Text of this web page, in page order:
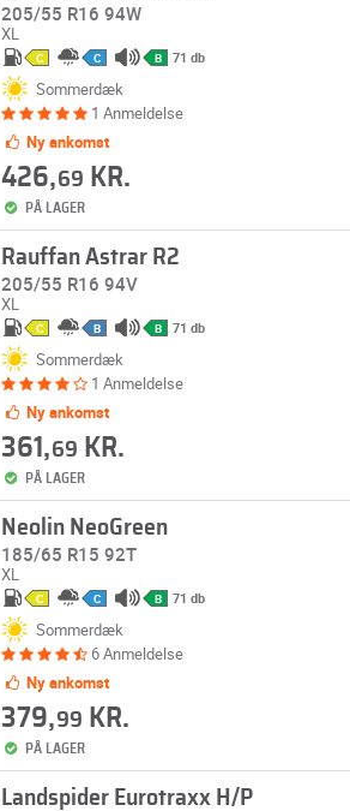
205/55 R16 94W
XL
C C B 71 db
Sommerdæk
1 Anmeldelse
Ny ankomst
426,69 KR.
PÅ LAGER
Rauffan Astrar R2
205/55 R16 94V
XL
C B B 71 db
Sommerdæk
1 Anmeldelse
Ny ankomst
361,69 KR.
PÅ LAGER
Neolin NeoGreen
185/65 R15 92T
XL
C C B 71 db
Sommerdæk
6 Anmeldelse
Ny ankomst
379,99 KR.
PÅ LAGER
Landspider Eurotraxx H/P